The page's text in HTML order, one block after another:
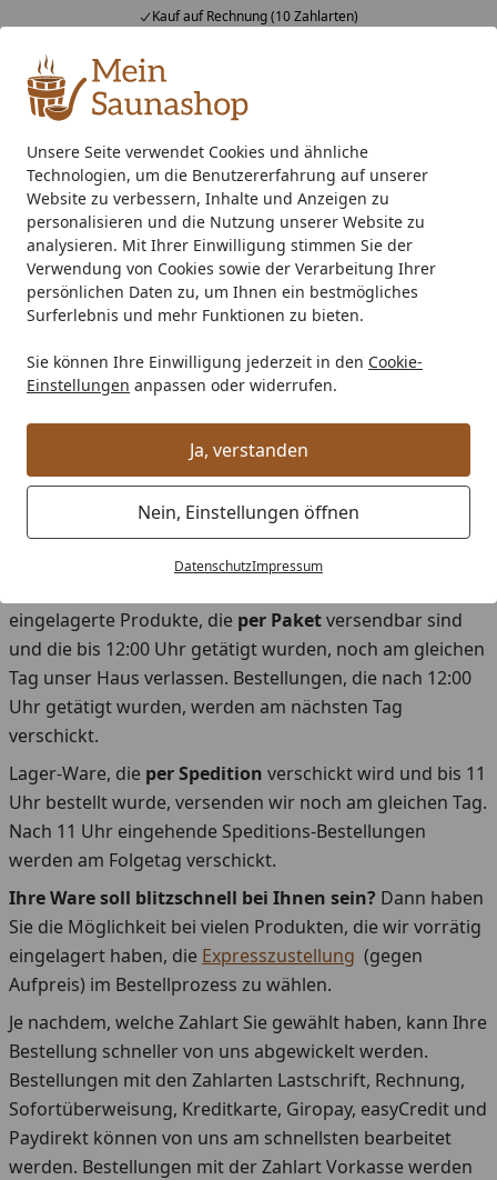
Unsere Seite verwendet Cookies und ähnliche
Technologien, um die Benutzererfahrung auf unserer
Website zu verbessern, Inhalte und Anzeigen zu
personalisieren und die Nutzung unserer Website zu
analysieren. Mit Ihrer Einwilligung stimmen Sie der
Verwendung von Cookies sowie der Verarbeitung Ihrer
persönlichen Daten zu, um Ihnen ein bestmögliches
Surferlebnis und mehr Funktionen zu bieten.
Sie können Ihre Einwilligung jederzeit in den Cookie-
Einstellungen anpassen oder widerrufen.
Ja, verstanden
Nein, Einstellungen öffnen
DatenschutzImpressum
Kauf auf Rechnung (10 Zahlarten)
Alle Produkte
Mein Konto
Suchen
Startseite
Schnelle Liefermöglichkeiten
Wie kann ich meine Bestellung so
schnell wie möglich erhalten?
Auf der Produkt-Detailseite finden Sie verlässliche
Nach dem Abschluss der Bestellung arbeiten wir mit
Hochdruck daran, Ihnen Ihre Ware möglichst schnell
zukommen zu lassen.
Bei Bestellungen, die direkt aus unserem Lager bedient
werden, erhalten Sie nach dem Versand eine
Versandbestätigungmit einemSendungsverfolgungs-
eingelagerte Produkte, die per Paketversendbar sind
und die bis 12:00 Uhr getätigt wurden, noch am gleichen
Tag unser Haus verlassen. Bestellungen, die nach 12:00
Uhr getätigt wurden, werden am nächsten Tag
verschickt.
Lager-Ware, die per Spedition verschickt wird und bis 11
Uhr bestellt wurde, versenden wir noch am gleichen Tag.
Nach 11 Uhr eingehende Speditions-Bestellungen
werden am Folgetag verschickt.
Ihre Ware soll blitzschnell bei Ihnen sein? Dann haben
Sie die Möglichkeit bei vielen Produkten, die wir vorrätig
eingelagert haben, die Expresszustellung (gegen
Aufpreis) im Bestellprozess zu wählen.
Je nachdem, welche Zahlart Sie gewählt haben, kann Ihre
Bestellung schneller von uns abgewickelt werden.
Bestellungen mit den Zahlarten Lastschrift, Rechnung,
Sofortüberweisung, Kreditkarte, Giropay, easyCredit und
Paydirekt können von uns am schnellsten bearbeitet
werden. Bestellungen mit der Zahlart Vorkasse werden